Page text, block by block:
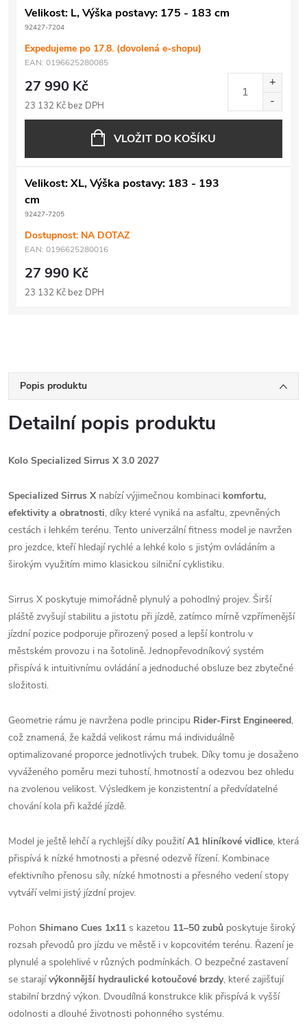
Velikost: L, Výška postavy: 175 - 183 cm
92427-7204
Expedujeme po 17.8. (dovolená e-shopu)
EAN: 0196625280085
27 990 Kč
23 132 Kč bez DPH
VLOŽIT DO KOŠÍKU
Velikost: XL, Výška postavy: 183 - 193
cm
92427-7205
Dostupnost: NA DOTAZ
EAN: 0196625280016
27 990 Kč
23 132 Kč bez DPH
Popis produktu
Detailní popis produktu
Kolo Specialized Sirrus X 3.0 2027
Specialized Sirrus X nabízí výjimečnou kombinaci komfortu,
efektivity a obratnosti, díky které vyniká na asfaltu, zpevněných
cestách i lehkém terénu. Tento univerzální fitness model je navržen
pro jezdce, kteří hledají rychlé a lehké kolo s jistým ovládáním a
širokým využitím mimo klasickou silniční cyklistiku.
Sirrus X poskytuje mimořádně plynulý a pohodlný projev. Širší
pláště zvyšují stabilitu a jistotu při jízdě, zatímco mírně vzpřímenější
jízdní pozice podporuje přirozený posed a lepší kontrolu v
městském provozu i na šotolině. Jednopřevodníkový systém
přispívá k intuitivnímu ovládání a jednoduché obsluze bez zbytečné
složitosti.
Geometrie rámu je navržena podle principu Rider-First Engineered,
což znamená, že každá velikost rámu má individuálně
optimalizované proporce jednotlivých trubek. Díky tomu je dosaženo
vyváženého poměru mezi tuhostí, hmotností a odezvou bez ohledu
na zvolenou velikost. Výsledkem je konzistentní a předvídatelné
chování kola při každé jízdě.
Model je ještě lehčí a rychlejší díky použitíA1 hliníkové vidlice, která
přispívá k nízké hmotnosti a přesné odezvě řízení. Kombinace
efektivního přenosu síly, nízké hmotnosti a přesného vedení stopy
vytváří velmi jistý jízdní projev.
Pohon Shimano Cues 1x11 s kazetou 11–50 zubů poskytuje široký
rozsah převodů pro jízdu ve městě i v kopcovitém terénu. Řazení je
plynulé a spolehlivé v různých podmínkách. O bezpečné zastavení
se starajívýkonnější hydraulické kotoučové brzdy, které zajišťují
stabilní brzdný výkon. Dvoudílná konstrukce klik přispívá k vyšší
odolnosti a dlouhé životnosti pohonného systému.